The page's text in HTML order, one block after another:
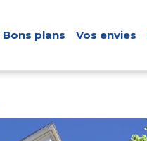
Bons plans Vos envies